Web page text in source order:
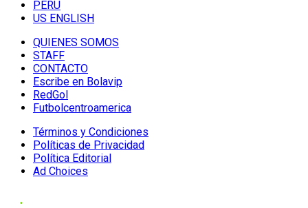
PERU
US ENGLISH
QUIENES SOMOS
STAFF
CONTACTO
Escribe en Bolavip
RedGol
Futbolcentroamerica
Términos y Condiciones
Políticas de Privacidad
Política Editorial
Ad Choices